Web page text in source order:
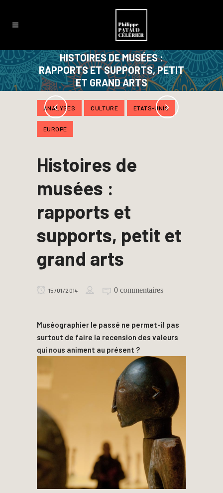
HISTOIRES DE MUSÉES :
RAPPORTS ET SUPPORTS, PETIT
ET GRAND ARTS
ANALYSES CULTURE ETATS-UNIS
EUROPE
Histoires de
musées :
rapports et
supports, petit et
grand arts
15/01/2014 0 commentaires
Muséographier le passé ne permet-il pas
surtout de faire la recension des valeurs
qui nous animent au présent ?